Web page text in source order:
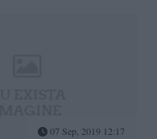
07 Sep, 2019 12:17